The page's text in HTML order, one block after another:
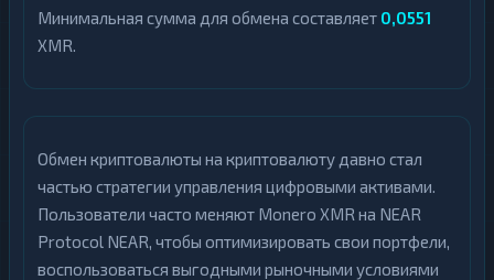
Минимальная сумма для обмена составляет 0,0551
XMR.
Обмен криптовалюты на криптовалюту давно стал
частью стратегии управления цифровыми активами.
Пользователи часто меняют Monero XMR на NEAR
Protocol NEAR, чтобы оптимизировать свои портфели,
воспользоваться выгодными рыночными условиями